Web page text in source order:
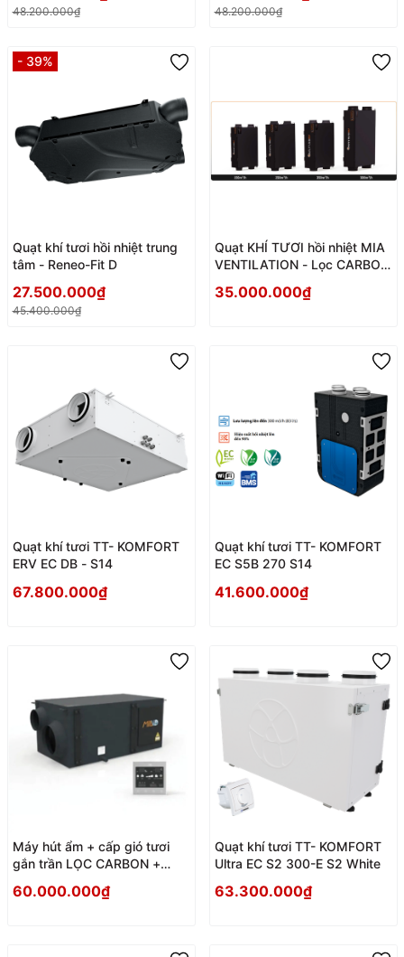
48.200.000₫ 48.200.000₫
- 39%
Quạt khí tươi hồi nhiệt trung
tâm - Reneo-Fit D
27.500.000₫
45.400.000₫
Quạt KHÍ TƯƠI hồi nhiệt MIA
VENTILATION - Lọc CARBON
35.000.000₫
Quạt khí tươi TT- KOMFORT
ERV EC DB - S14
67.800.000₫
Quạt khí tươi TT- KOMFORT
EC S5B 270 S14
41.600.000₫
Máy hút ẩm + cấp gió tươi
gắn trần LỌC CARBON +
60.000.000₫
Quạt khí tươi TT- KOMFORT
Ultra EC S2 300-E S2 White
63.300.000₫